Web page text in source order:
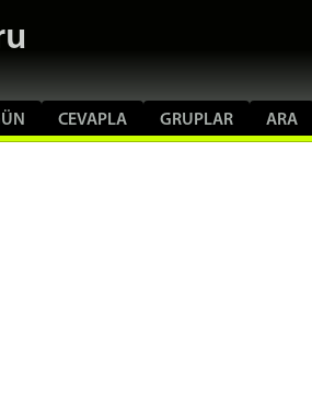
CEVAPLA GRUPLAR ARA